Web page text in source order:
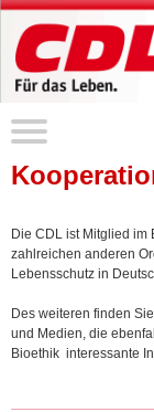
Die CDL ist Mitglied im
zahlreichen anderen
Lebensschutz in
Des weiteren finden
und Medien, die
Bioethik interessante